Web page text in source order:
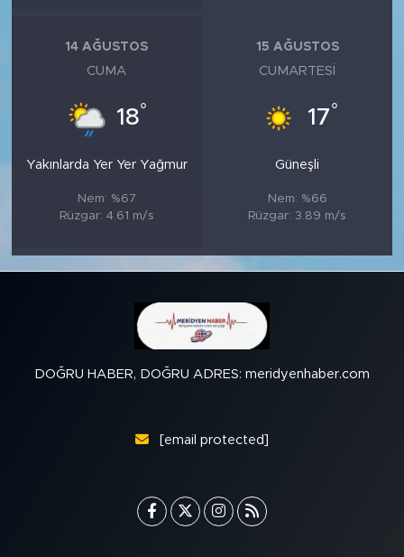
14 AĞUSTOS
CUMA
18°
Yakınlarda Yer Yer Yağmur
Nem: %67
Rüzgar: 4.61 m/s
15 AĞUSTOS
CUMARTESI
17°
Güneşli
Nem: %66
Rüzgar: 3.89 m/s
DOĞRU HABER, DOĞRU ADRES: meridyenhaber.com
[email protected]